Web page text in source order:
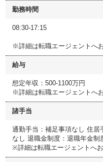
勤務時間
08:30-17:15
※詳細は転職エージェントへ
給与
想定年収：500-1100万円
※詳細は転職エージェントへ
諸手当
通勤手当：補足事項なし 住
なし 退職金制度：退職年金制
※詳細は転職エージェントへ